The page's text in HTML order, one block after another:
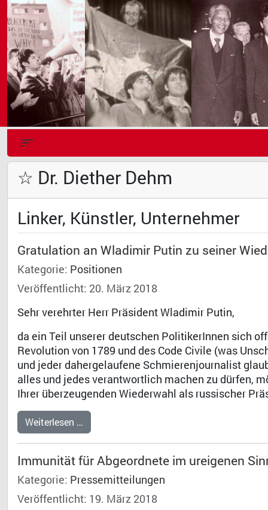
☆ Dr. Diether Dehm
Linker, Künstler, Unternehmer
Gratulation an Wladimir Putin zu seiner
Kategorie: Positionen
Veröffentlicht: 20. März 2018
Sehr verehrter Herr Präsident Wladimir Putin,
da ein Teil unserer deutschen PolitikerInnen sich
Revolution von 1789 und des Code Civile (was
und jeder dahergelaufene Schmierenjournalist
alles und jedes verantwortlich machen zu dürfen,
Ihrer überzeugenden Wiederwahl als russischer
Weiterlesen …
Immunität für Abgeordnete im ureigenen
Kategorie: Pressemitteilungen
Veröffentlicht: 19. März 2018